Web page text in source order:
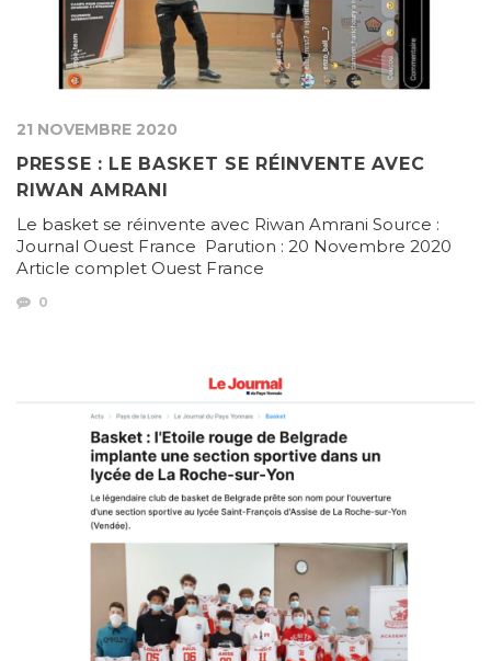
21 NOVEMBRE 2020
PRESSE : LE BASKET SE RÉINVENTE AVEC
RIWAN AMRANI
Le basket se réinvente avec Riwan Amrani Source :
Journal Ouest France Parution : 20 Novembre 2020
Article complet Ouest France
0